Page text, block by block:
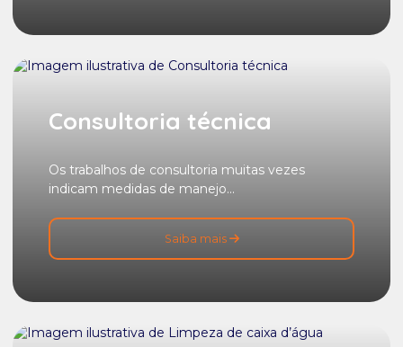
Consultoria técnica
Os trabalhos de consultoria muitas vezes
indicam medidas de manejo...
Saiba mais